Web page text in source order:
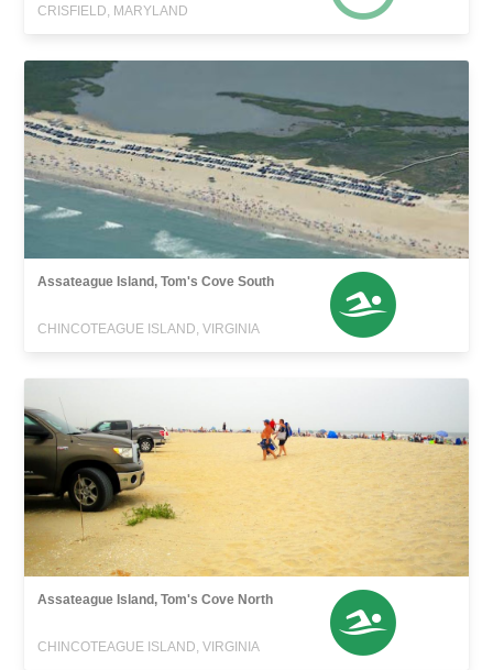
CRISFIELD, MARYLAND
Assateague Island, Tom's Cove South
CHINCOTEAGUE ISLAND, VIRGINIA
Assateague Island, Tom's Cove North
CHINCOTEAGUE ISLAND, VIRGINIA